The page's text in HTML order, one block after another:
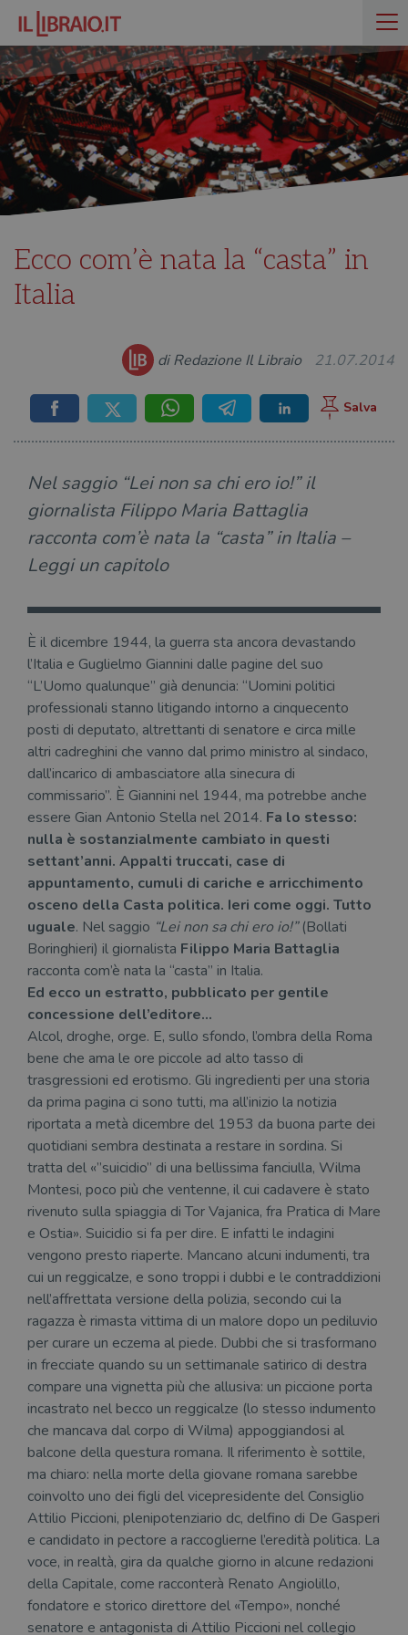
Ecco com’è nata la “casta” in
Italia
di Redazione Il Libraio 21.07.2014
Nel saggio “Lei non sa chi ero io!” il
giornalista Filippo Maria Battaglia
racconta com’è nata la “casta” in Italia –
Leggi un capitolo
È il dicembre 1944, la guerra sta ancora devastando
l’Italia e Guglielmo Giannini dalle pagine del suo
“L’Uomo qualunque” già denuncia: “Uomini politici
professionali stanno litigando intorno a cinquecento
posti di deputato, altrettanti di senatore e circa mille
altri cadreghini che vanno dal primo ministro al sindaco,
dall’incarico di ambasciatore alla sinecura di
commissario”. È Giannini nel 1944, ma potrebbe anche
essere Gian Antonio Stella nel 2014. Fa lo stesso:
nulla è sostanzialmente cambiato in questi
settant’anni. Appalti truccati, case di
appuntamento, cumuli di cariche e arricchimento
osceno della Casta politica. Ieri come oggi. Tutto
uguale. Nel saggio “Lei non sa chi ero io!”(Bollati
Boringhieri) il giornalista Filippo Maria Battaglia
racconta com’è nata la “casta” in Italia.
Ed ecco un estratto, pubblicato per gentile
concessione dell’editore…
Alcol, droghe, orge. E, sullo sfondo, l’ombra della Roma
bene che ama le ore piccole ad alto tasso di
trasgressioni ed erotismo. Gli ingredienti per una storia
da prima pagina ci sono tutti, ma all’inizio la notizia
riportata a metà dicembre del 1953 da buona parte dei
quotidiani sembra destinata a restare in sordina. Si
tratta del «”suicidio” di una bellissima fanciulla, Wilma
Montesi, poco più che ventenne, il cui cadavere è stato
rivenuto sulla spiaggia di Tor Vajanica, fra Pratica di Mare
e Ostia». Suicidio si fa per dire. E infatti le indagini
vengono presto riaperte. Mancano alcuni indumenti, tra
cui un reggicalze, e sono troppi i dubbi e le contraddizioni
nell’affrettata versione della polizia, secondo cui la
ragazza è rimasta vittima di un malore dopo un pediluvio
per curare un eczema al piede. Dubbi che si trasformano
in frecciate quando su un settimanale satirico di destra
compare una vignetta più che allusiva: un piccione porta
incastrato nel becco un reggicalze (lo stesso indumento
che mancava dal corpo di Wilma) appoggiandosi al
balcone della questura romana. Il riferimento è sottile,
ma chiaro: nella morte della giovane romana sarebbe
coinvolto uno dei figli del vicepresidente del Consiglio
Attilio Piccioni, plenipotenziario dc, delfino di De Gasperi
e candidato in pectore a raccoglierne l’eredità politica. La
voce, in realtà, gira da qualche giorno in alcune redazioni
della Capitale, come racconterà Renato Angiolillo,
fondatore e storico direttore del «Tempo», nonché
senatore e antagonista di Attilio Piccioni nel collegio